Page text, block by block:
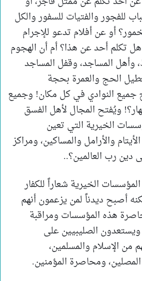
للفجور والفتيات للسفور والكل
أو عن أفلام تدعو للإجرام
هل تكلم أحد عن هذا؟ أم أن الهجوم
وأهل المساجد، وقفل المساجد
الحج والعمرة بحجة
جميع النوادي في كل مكان! وجميع
ويُفتح المجال لأهل الفسق
الخيرية التي تعين
والأرامل والمساكين، ومراكز
دين رب العالمين؟..
الخيرية شعاراً للكفار
أصبح ديدناً لمن يزعمون أنهم
هذه المؤسسات ومراقبة
الصليبيين على
من الإسلام والمسلمين،
ومحاصرة المؤمنين.